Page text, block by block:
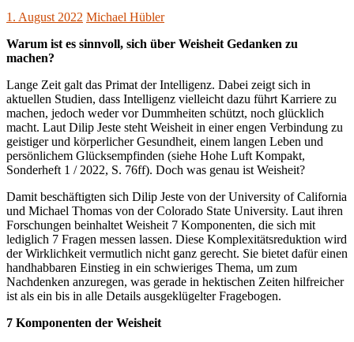
1. August 2022 Michael Hübler
Warum ist es sinnvoll, sich über Weisheit Gedanken zu
machen?
Lange Zeit galt das Primat der Intelligenz. Dabei zeigt sich in
aktuellen Studien, dass Intelligenz vielleicht dazu führt Karriere zu
machen, jedoch weder vor Dummheiten schützt, noch glücklich
macht. Laut Dilip Jeste steht Weisheit in einer engen Verbindung zu
geistiger und körperlicher Gesundheit, einem langen Leben und
persönlichem Glücksempfinden (siehe Hohe Luft Kompakt,
Sonderheft 1 / 2022, S. 76ff). Doch was genau ist Weisheit?
Damit beschäftigten sich Dilip Jeste von der University of California
und Michael Thomas von der Colorado State University. Laut ihren
Forschungen beinhaltet Weisheit 7 Komponenten, die sich mit
lediglich 7 Fragen messen lassen. Diese Komplexitätsreduktion wird
der Wirklichkeit vermutlich nicht ganz gerecht. Sie bietet dafür einen
handhabbaren Einstieg in ein schwieriges Thema, um zum
Nachdenken anzuregen, was gerade in hektischen Zeiten hilfreicher
ist als ein bis in alle Details ausgeklügelter Fragebogen.
7 Komponenten der Weisheit